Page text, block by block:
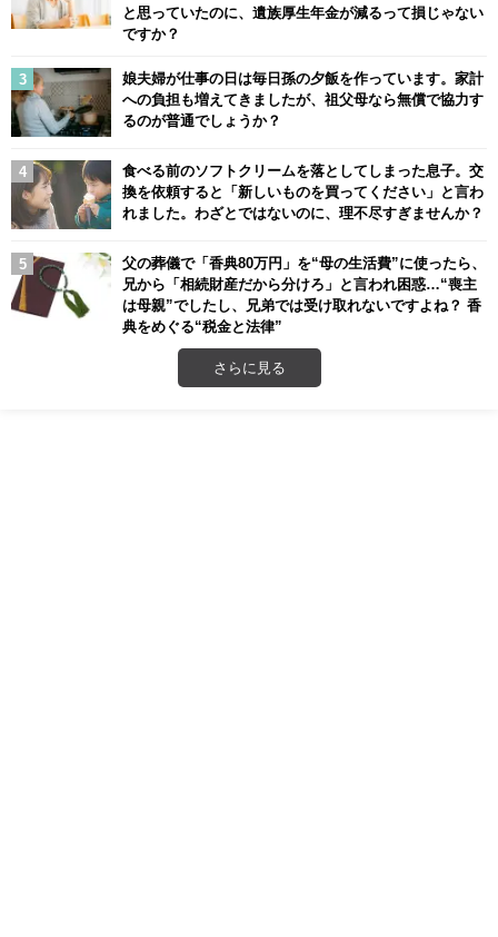
と思っていたのに、遺族厚生年金が減るって損じゃない
ですか？
娘夫婦が仕事の日は毎日孫の夕飯を作っています。家計
への負担も増えてきましたが、祖父母なら無償で協力す
るのが普通でしょうか？
食べる前のソフトクリームを落としてしまった息子。交
換を依頼すると「新しいものを買ってください」と言わ
れました。わざとではないのに、理不尽すぎませんか？
父の葬儀で「香典80万円」を“母の生活費”に使ったら、
兄から「相続財産だから分けろ」と言われ困惑…“喪主
は母親”でしたし、兄弟では受け取れないですよね？ 香
典をめぐる“税金と法律”
さらに見る